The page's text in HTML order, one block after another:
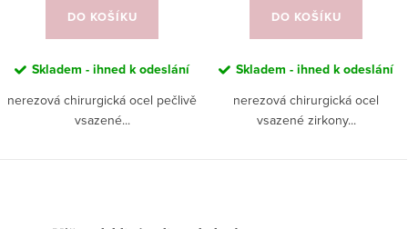
DO KOŠÍKU
Skladem - ihned k odeslání
nerezová chirurgická ocel pečlivě
vsazené...
DO KOŠÍKU
Skladem - ihned k odeslání
nerezová chirurgická ocel
vsazené zirkony...